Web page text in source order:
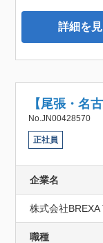
詳細を
【尾張・名
No.JN00428570
正社員
企業名
株式会社
職種